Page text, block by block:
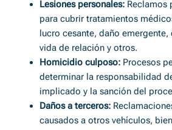
Lesiones personales: Reclamos
para cubrir tratamientos
lucro cesante, daño
vida de relación y otros.
Homicidio culposo: Procesos
determinar la responsabilidad
implicado y la sanción del
Daños a terceros:
causados a otros vehículos,